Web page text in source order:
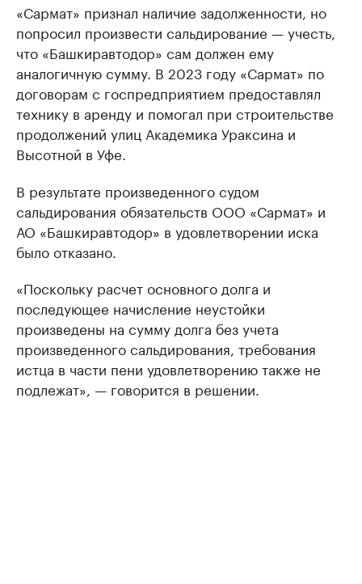
«Сармат» признал наличие задолженности, но
попросил произвести сальдирование — учесть,
что «Башкиравтодор» сам должен ему
аналогичную сумму. В 2023 году «Сармат» по
договорам с госпредприятием предоставлял
технику в аренду и помогал при строительстве
продолжений улиц Академика Ураксина и
Высотной в Уфе.
В результате произведенного судом
сальдирования обязательств ООО «Сармат» и
АО «Башкиравтодор» в удовлетворении иска
было отказано.
«Поскольку расчет основного долга и
последующее начисление неустойки
произведены на сумму долга без учета
произведенного сальдирования, требования
истца в части пени удовлетворению также не
подлежат», — говорится в решении.